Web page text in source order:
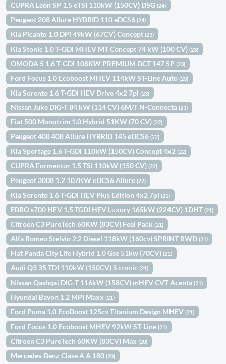
CUPRA León SP 1.5 eTSI 110kW (150CV) DSG(24)
Peugeot 208 Allure HYBRID 110 eDCS6(24)
Kia Picanto 1.0 DPi 49kW (67CV) Concept(23)
Kia Stonic 1.0 T-GDi MHEV MT Concept 74 kW (100 CV)(23)
OMODA 5 1.6 T-GDI 108KW PREMIUM DCT 147 5P(23)
Ford Focus 1.0 Ecoboost MHEV 114kW ST-Line Auto(23)
Kia Sorento 1.6 T-GDi HEV Drive 4x2 7pl(23)
Nissan Juke DIG-T 84 kW (114 CV) 6M/T N-Connecta(23)
Fiat 500 Monotrim 1.0 Hybrid 51KW (70 CV)(22)
Peugeot 408 408 Allure HYBRID 145 eDCS6(22)
Kia Sportage 1.6 T-GDi 110kW (150CV) Concept 4x2(22)
CUPRA Formentor 1.5 TSI 110kW (150 CV)(22)
Peugeot 3008 1.2 107KW eDCS6 Allure(22)
Kia Sorento 1.6 T-GDi HEV Plus Edition 4x2 7pl(21)
EBRO s700 HEV 1.5 TGDI HEV Luxury 165kW (224CV) 1DHT(21)
Citroën C3 PureTech 60KW (83CV) Feel Pack(21)
Alfa Romeo Stelvio 2.2 Diesel 118kW (160cv) SPRINT RWD(21)
Fiat Panda City Life Hybrid 1.0 Gse 51kw (70CV)(21)
Audi Q3 35 TDI 110kW (150CV) S tronic(21)
Nissan Qashqai DIG-T 116kW (158CV) mHEV CVT Acenta(21)
Hyundai Bayon 1.2 MPI Maxx(21)
Ford Puma 1.0 EcoBoost 125cv Titanium Design MHEV(21)
Ford Focus 1.0 Ecoboost MHEV 92kW ST-Line(21)
Citroën C3 PureTech 60KW (83CV) Max(20)
Mercedes-Benz Clase A A 180(20)